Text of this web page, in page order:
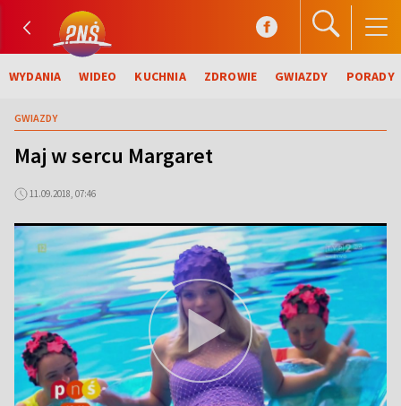
WYDANIA WIDEO KUCHNIA ZDROWIE GWIAZDY PORADY
GWIAZDY
Maj w sercu Margaret
11.09.2018, 07:46